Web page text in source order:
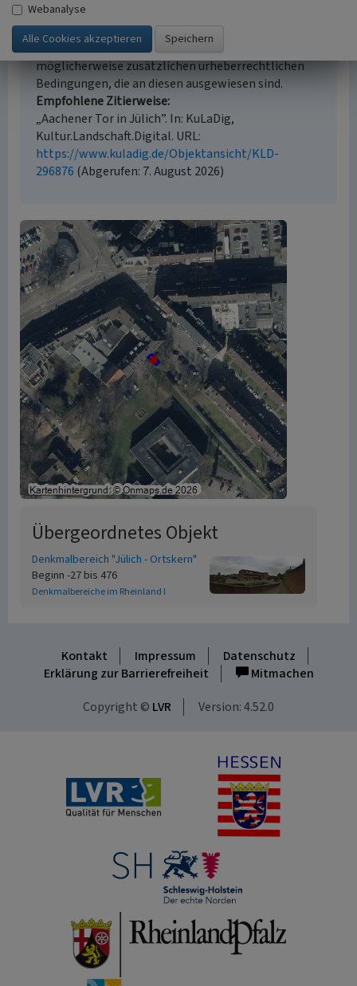
Urheberrechtlicher Hinweis
Der hier präsentierte Inhalt ist urheberrechtlich
geschützt. Die angezeigten Medien unterliegen
möglicherweise zusätzlichen urheberrechtlichen
Bedingungen, die an diesen ausgewiesen sind.
Empfohlene Zitierweise
„Aachener Tor in Jülich”. In: KuLaDig,
Kultur.Landschaft.Digital. URL:
https://www.kuladig.de/Objektansicht/KLD-
296876 (Abgerufen: 7. August 2026)
Übergeordnetes Objekt
Denkmalbereich "Jülich - Ortskern"
Beginn -27 bis 476
Denkmalbereiche im Rheinland I
Kontakt Impressum
Datenschutz
Erklärung zur Barrierefreiheit
Mitmachen
Copyright © LVR Version: 4.52.0
Webanalyse